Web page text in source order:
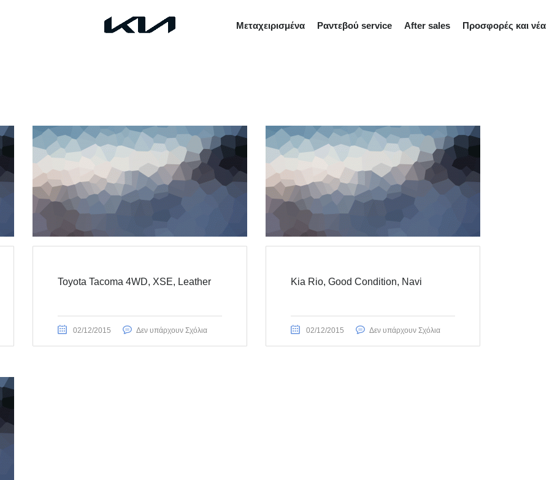
Προσφορές και νέα
After sales
Ραντεβού service
Μεταχειρισμένα
Toyota Tacoma 4WD, XSE, Leather
02/12/2015 Δεν υπάρχουν Σχόλια
Kia Rio, Good Condition, Navi
02/12/2015 Δεν υπάρχουν Σχόλια